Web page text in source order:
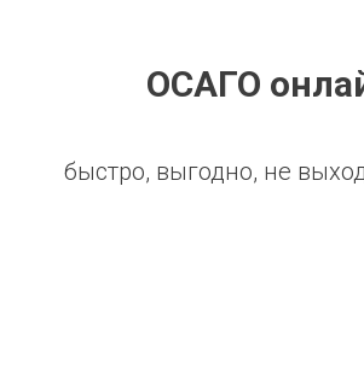
ОСАГО
быстро, выгодно, не